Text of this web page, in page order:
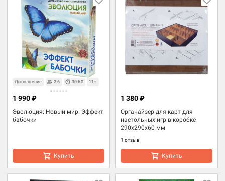
Дополнение 2-6 30-60 11+
Эволюция: Новый мир. Эффект
бабочки
1 990 ₽
Купить
Органайзер для карт для
настольных игр в коробке
290х290х60 мм
1 отзыв
1 380 ₽
Купить